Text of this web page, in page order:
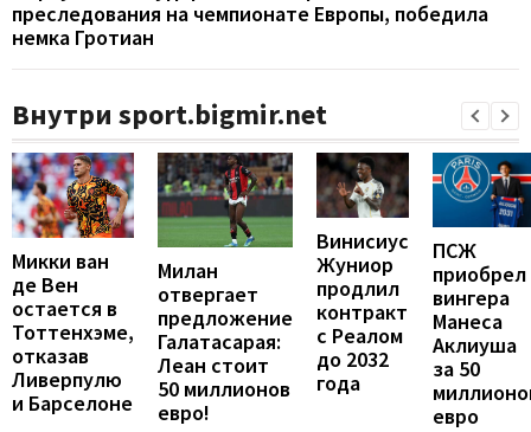
преследования на чемпионате Европы, победила
немка Гротиан
Внутри sport.bigmir.net
Микки ван
де Вен
остается в
Тоттенхэме,
отказав
Ливерпулю
и Барселоне
Милан
отвергает
предложение
Галатасарая:
Леан стоит
50 миллионов
евро!
Винисиус
Жуниор
продлил
контракт
с Реалом
до 2032
года
ПСЖ
приобрел
вингера
Манеса
Аклиуша
за 50
евро